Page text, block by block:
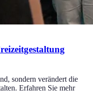
sondern verändert die
Erfahren Sie mehr